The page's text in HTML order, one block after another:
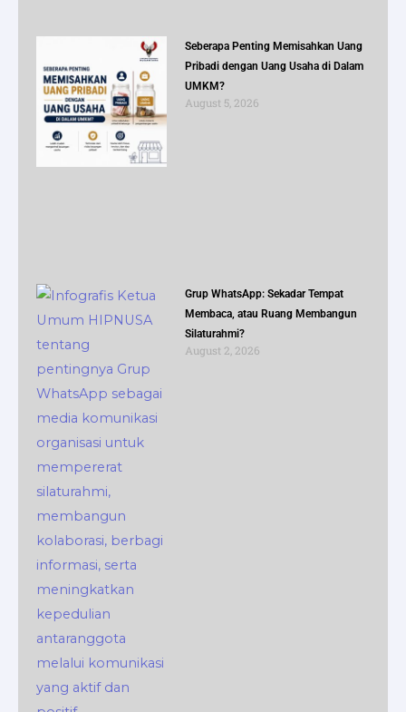
Seberapa Penting Memisahkan Uang
Pribadi dengan Uang Usaha di Dalam
UMKM?
August 5, 2026
Grup WhatsApp: Sekadar Tempat
Membaca, atau Ruang Membangun
Silaturahmi?
August 2, 2026